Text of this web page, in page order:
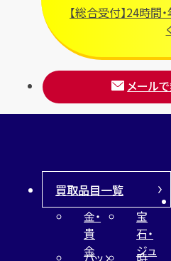
【総合受付】24時
メール
買取品目一覧
金・
貴
金
宝
石・
ジュ
バッ
時